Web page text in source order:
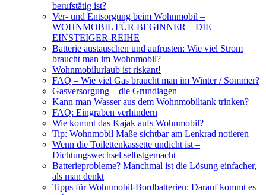
berufstätig ist?
Ver- und Entsorgung beim Wohnmobil –
WOHNMOBIL FÜR BEGINNER – DIE
EINSTEIGER-REIHE
Batterie austauschen und aufrüsten: Wie viel Strom
braucht man im Wohnmobil?
Wohnmobilurlaub ist riskant!
FAQ – Wie viel Gas braucht man im Winter / Sommer?
Gasversorgung – die Grundlagen
Kann man Wasser aus dem Wohnmobiltank trinken?
FAQ: Eingraben verhindern
Wie kommt das Kajak aufs Wohnmobil?
Tip: Wohnmobil Maße sichtbar am Lenkrad notieren
Wenn die Toilettenkassette undicht ist –
Dichtungswechsel selbstgemacht
Batterieprobleme? Manchmal ist die Lösung einfacher,
als man denkt
Tipps für Wohnmobil-Bordbatterien: Darauf kommt es